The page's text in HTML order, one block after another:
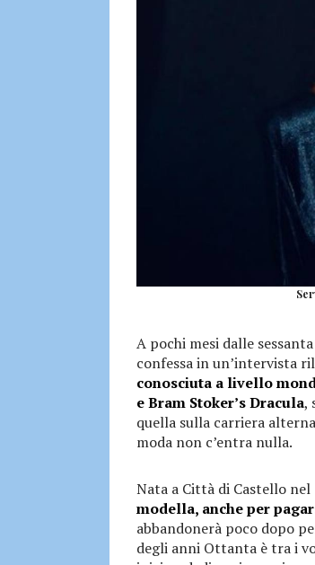
A pochi mesi dalle
confessa in un’intervista
conosciuta a livello
e Bram Stoker’s Dracula,
quella sulla carriera
moda non c’entra nulla.
Nata a Città di Castello nel
modella, anche per
abbandonerà poco dopo
degli anni Ottanta è tra i